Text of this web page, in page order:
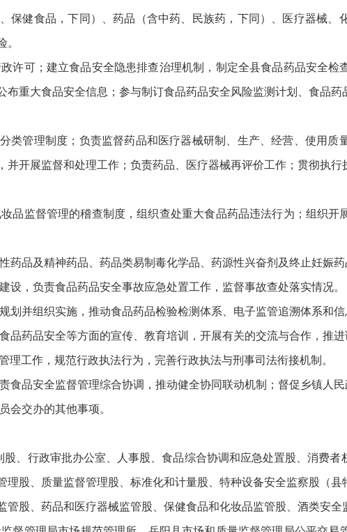
保健食品，下同）、药品（含中药、民族药，下同）、医疗器械、
许可；建立食品安全隐患排查治理机制，制定全县食品药品安全检
重大食品安全信息；参与制订食品药品安全风险监测计划、食品
类管理制度；负责监督药品和医疗器械研制、生产、经营、使用质
并开展监督和处理工作；负责药品、医疗器械再评价工作；贯彻执
品监督管理的稽查制度，组织查处重大食品药品违法行为；组织开
药品及精神药品、药品类易制毒化学品、药源性兴奋剂及终止妊娠药
，负责食品药品安全事故应急处置工作，监督事故查处落实情况。
划并组织实施，推动食品药品检验检测体系、电子监管追溯体系和信
品药品安全等方面的宣传、教育培训，开展有关的交流与合作，推进
工作，规范行政执法行为，完善行政执法与刑事司法衔接机制。
食品安全监督管理综合协调，推动健全协同联动机制；督促乡镇人民
会交办的其他事项。
、行政审批办公室、人事股、食品综合协调和应急处置股、消费
股、质量监督管理股、标准化和计量股、特种设备安全监察股（
股、药品和医疗器械监管股、保健食品和化妆品监管股、酒类安全